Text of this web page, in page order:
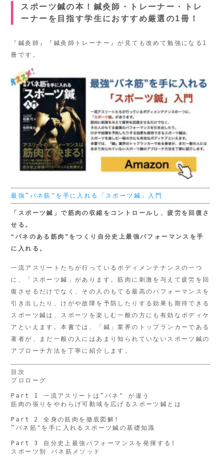
スポーツ鍼の本！鍼灸師・トレーナー・トレ
ーナーを目指す学生におすすめ厳選の1冊！
『鍼灸師』『鍼灸師トレーナー』が見ても改めて勉強になる1
冊です。
最強“バネ筋"を手に入れる「スポーツ鍼」入門
「スポーツ鍼」で筋肉の収縮をコントロールし、疲労を回復さ
せる。
“バネのある筋肉”をつくり 自分史上最強パフォーマンスを手
に入れる。
一流アスリートたちが行っているボディメンテナンスの一つ
に、「スポーツ鍼」があります。筋肉に刺激を与えて疲労を回
復させるだけでなく、その人のもてる最高のパフォーマンスを
引き出したり、けがや故障を予防したりする効果も期待できる
スポーツ鍼は、スポーツを楽しむ一般の方にも有効なボディケ
アといえます。本書では、「鍼」業界のトップランカーである
著者が、まだ一般の人にはあまり知られていないスポーツ鍼の
アプローチ方法を丁寧に紹介します。
目次
プロローグ
Part 1 一流アスリートは“バネ" が違う
筋肉の張りをやわらげ可動域を広げるスポーツ鍼とは
Part 2 全身の筋肉を徹底図解!
“バネ筋"を手に入れるスポーツ鍼の基礎知識
Part 3 自分史上最強パフォーマンスを発揮する!
スポーツ別 バネ筋メソッド